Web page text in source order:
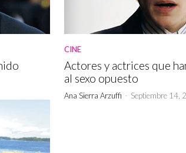
CINE
Actores y actrices que
al sexo opuesto
Ana Sierra Arzuffi - Septiembre 14,